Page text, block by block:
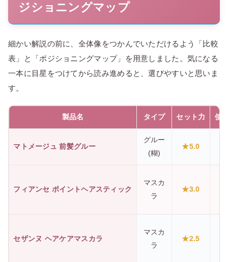
ジショニングマップ
細かい解説の前に、全体像をつかんでいただけるよう「比較
表」と「ポジショニングマップ」を用意しました。気になる
一本に目星をつけてから読み進めると、選びやすいと思いま
す。
製品名 タイプ セット力 使
マトメージュ 前髪グルー
グルー
(糊)
★5.0
フィアンセ ポイントヘアスティック
マスカ
ラ
★3.0
セザンヌ ヘアケアマスカラ
マスカ
ラ
★2.5